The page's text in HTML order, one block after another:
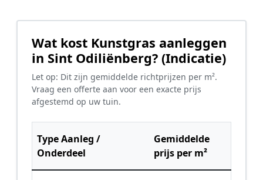
Wat kost Kunstgras aanleggen
in Sint Odiliënberg? (Indicatie)
Let op: Dit zijn gemiddelde richtprijzen per m².
Vraag een offerte aan voor een exacte prijs
afgestemd op uw tuin.
Type Aanleg /
Onderdeel
Gemiddelde
prijs per m²